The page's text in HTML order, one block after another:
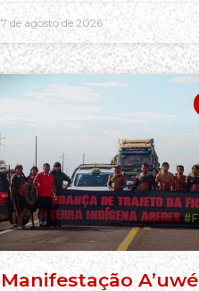
7 de agosto de 2026
Manifestação A’uwé